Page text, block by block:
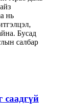
нь
Бусад
салбар
саадгүй